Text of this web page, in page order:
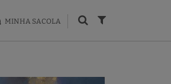
MINHA SACOLA